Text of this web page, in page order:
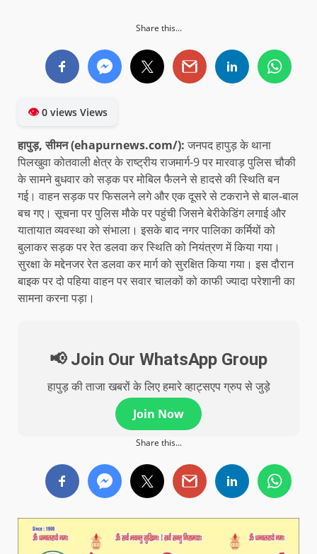
Share this...
👁0 views Views
हापुड़, सीमन (ehapurnews.com/): जनपद हापुड़ के थाना
पिलखुवा कोतवाली क्षेत्र के राष्ट्रीय राजमार्ग-9 पर मारवाड़ पुलिस चौकी
के सामने बुधवार को सड़क पर मोबिल फैलने से हादसे की स्थिति बन
गई। वाहन सड़क पर फिसलने लगे और एक दूसरे से टकराने से बाल-बाल
बच गए। सूचना पर पुलिस मौके पर पहुंची जिसने बेरीकेडिंग लगाई और
यातायात व्यवस्था को संभाला। इसके बाद नगर पालिका कर्मियों को
बुलाकर सड़क पर रेत डलवा कर स्थिति को नियंत्रण में किया गया।
सुरक्षा के मद्देनजर रेत डलवा कर मार्ग को सुरक्षित किया गया। इस दौरान
बाइक पर दो पहिया वाहन पर सवार चालकों को काफी ज्यादा परेशानी का
सामना करना पड़ा।
📢 Join Our WhatsApp Group
हापुड़ की ताजा खबरों के लिए हमारे व्हाट्सएप ग्रुप से जुड़े
Join Now
Share this...